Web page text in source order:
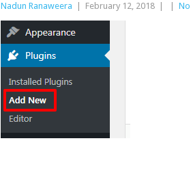
Nadun Ranaweera February 12, 2018